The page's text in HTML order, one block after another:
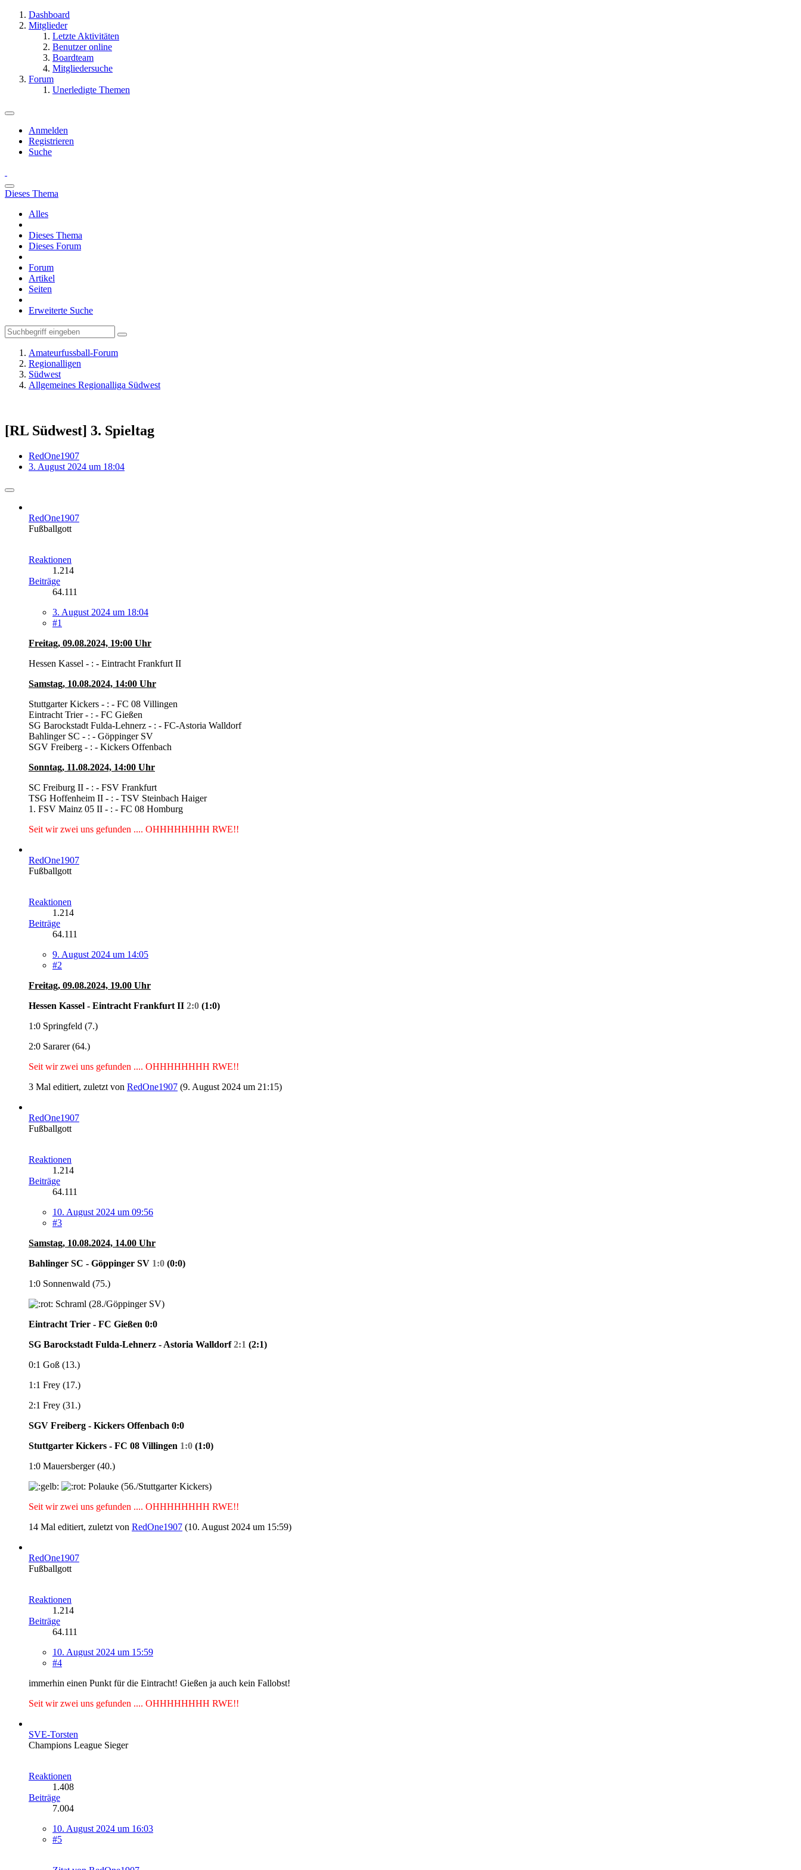
Dashboard
Mitglieder
Letzte Aktivitäten
Benutzer online
Boardteam
Mitgliedersuche
Forum
Unerledigte Themen
Anmelden
Registrieren
Suche
Dieses Thema
Alles
Dieses Thema
Dieses Forum
Forum
Artikel
Seiten
Erweiterte Suche
Amateurfussball-Forum
Regionalligen
Südwest
Allgemeines Regionalliga Südwest
[RL Südwest] 3. Spieltag
RedOne1907
3. August 2024 um 18:04
RedOne1907
Fußballgott
Reaktionen
1.214
Beiträge
64.111
3. August 2024 um 18:04
#1
Freitag, 09.08.2024, 19:00 Uhr
Hessen Kassel - : - Eintracht Frankfurt II
Samstag, 10.08.2024, 14:00 Uhr
Stuttgarter Kickers - : - FC 08 Villingen
Eintracht Trier - : - FC Gießen
SG Barockstadt Fulda-Lehnerz - : - FC-Astoria Walldorf
Bahlinger SC - : - Göppinger SV
SGV Freiberg - : - Kickers Offenbach
Sonntag, 11.08.2024, 14:00 Uhr
SC Freiburg II - : - FSV Frankfurt
TSG Hoffenheim II - : - TSV Steinbach Haiger
1. FSV Mainz 05 II - : - FC 08 Homburg
Seit wir zwei uns gefunden .... OHHHHHHHH RWE!!
RedOne1907
Fußballgott
Reaktionen
1.214
Beiträge
64.111
9. August 2024 um 14:05
#2
Freitag, 09.08.2024, 19.00 Uhr
Hessen Kassel - Eintracht Frankfurt II 2:0 (1:0)
1:0 Springfeld (7.)
2:0 Sararer (64.)
Seit wir zwei uns gefunden .... OHHHHHHHH RWE!!
3 Mal editiert, zuletzt von RedOne1907 (9. August 2024 um 21:15)
RedOne1907
Fußballgott
Reaktionen
1.214
Beiträge
64.111
10. August 2024 um 09:56
#3
Samstag, 10.08.2024, 14.00 Uhr
Bahlinger SC - Göppinger SV 1:0 (0:0)
1:0 Sonnenwald (75.)
Schraml (28./Göppinger SV)
Eintracht Trier - FC Gießen 0:0
SG Barockstadt Fulda-Lehnerz - Astoria Walldorf2:1 (2:1)
0:1 Goß (13.)
1:1 Frey (17.)
2:1 Frey (31.)
SGV Freiberg - Kickers Offenbach 0:0
Stuttgarter Kickers - FC 08 Villingen 1:0 (1:0)
1:0 Mauersberger (40.)
Polauke (56./Stuttgarter Kickers)
Seit wir zwei uns gefunden .... OHHHHHHHH RWE!!
14 Mal editiert, zuletzt von RedOne1907 (10. August 2024 um 15:59)
RedOne1907
Fußballgott
Reaktionen
1.214
Beiträge
64.111
10. August 2024 um 15:59
#4
immerhin einen Punkt für die Eintracht! Gießen ja auch kein Fallobst!
Seit wir zwei uns gefunden .... OHHHHHHHH RWE!!
SVE-Torsten
Champions League Sieger
Reaktionen
1.408
Beiträge
7.004
10. August 2024 um 16:03
#5